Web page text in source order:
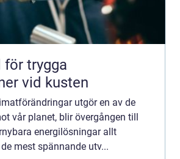
för trygga
vid kusten
utgör en av de
vår planet, blir övergången till
energilösningar allt
mest spännande utv...